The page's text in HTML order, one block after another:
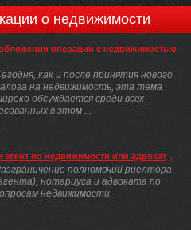
о недвижимости
операции с недвижимостью
как и после принятия нового
на недвижимость, эта тема
обсуждается среди всех
в этом ...
агент по недвижимости или адвокат
полномочий риелтора
нотариуса и адвоката по
недвижимости.